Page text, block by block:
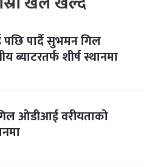
पछि पार्दै सुभमन गिल
ब्याटरतर्फ शीर्ष स्थानमा
ओडीआई वरीयताको